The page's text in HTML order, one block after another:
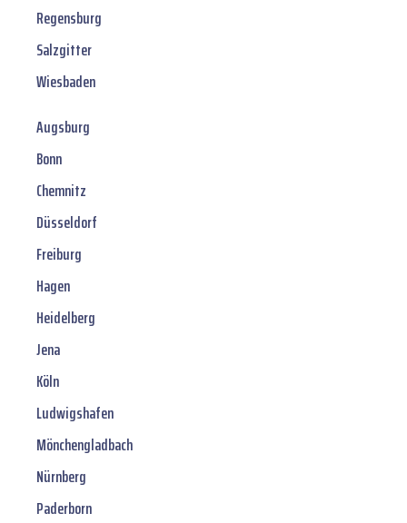
Regensburg
Salzgitter
Wiesbaden
Augsburg
Bonn
Chemnitz
Düsseldorf
Freiburg
Hagen
Heidelberg
Jena
Köln
Ludwigshafen
Mönchengladbach
Nürnberg
Paderborn